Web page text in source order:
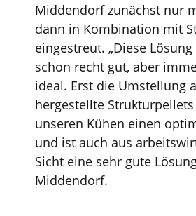
Middendorf zunächst nur
dann in Kombination mit
eingestreut. „Diese
schon recht gut, aber
ideal. Erst die Umstellung
hergestellte
unseren Kühen einen
und ist auch aus
Sicht eine sehr gute
Middendorf.